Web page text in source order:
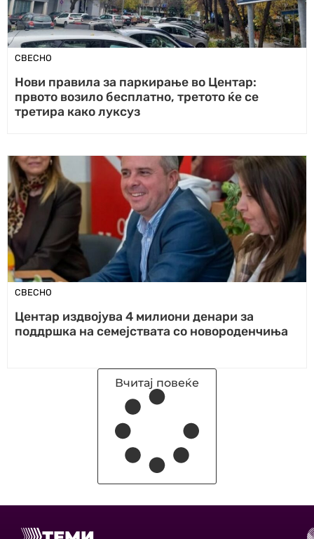
СВЕСНО
Нови правила за паркирање во Центар:
првото возило бесплатно, третото ќе се
третира како луксуз
СВЕСНО
Центар издвојува 4 милиони денари за
поддршка на семејствата со новороденчиња
Вчитај повеќе